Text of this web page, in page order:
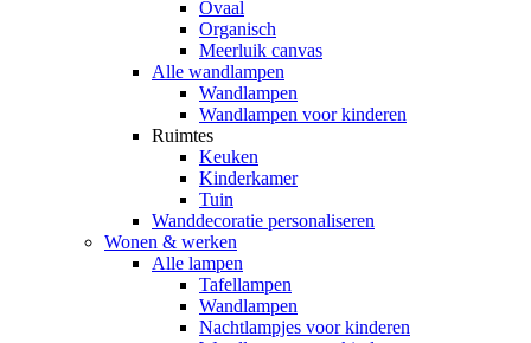
Ovaal
Organisch
Meerluik canvas
Alle wandlampen
Wandlampen
Wandlampen voor kinderen
Ruimtes
Keuken
Kinderkamer
Tuin
Wanddecoratie personaliseren
Wonen & werken
Alle lampen
Tafellampen
Wandlampen
Nachtlampjes voor kinderen